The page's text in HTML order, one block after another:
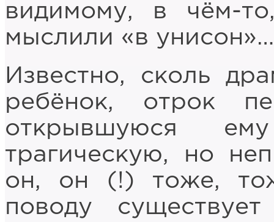
видимому, в чём-
мыслили «в унисон»…
Известно, сколь
ребёнок, отрок
открывшуюся
трагическую, но
он, он (!) тоже,
поводу